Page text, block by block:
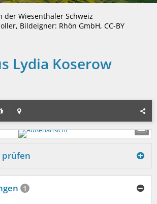
der Wiesenthaler Schweiz
Bildeigner: Rhön GmbH, CC-BY
Lydia Koserow
1